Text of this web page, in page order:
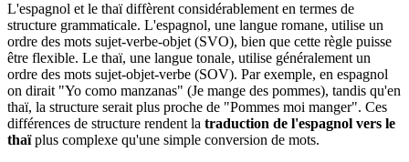
L'espagnol et le thaï diffèrent considérablement en termes de
structure grammaticale. L'espagnol, une langue romane, utilise un
ordre des mots sujet-verbe-objet (SVO), bien que cette règle puisse
être flexible. Le thaï, une langue tonale, utilise généralement un
ordre des mots sujet-objet-verbe (SOV). Par exemple, en espagnol
on dirait "Yo como manzanas" (Je mange des pommes), tandis qu'en
thaï, la structure serait plus proche de "Pommes moi manger". Ces
différences de structure rendent la traduction de l'espagnol vers le
thaïplus complexe qu'une simple conversion de mots.